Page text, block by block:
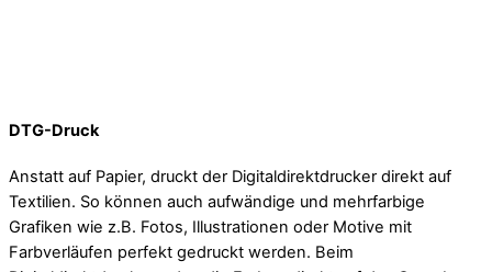
DTG-Druck
Anstatt auf Papier, druckt der Digitaldirektdrucker direkt auf
Textilien. So können auch aufwändige und mehrfarbige
Grafiken wie z.B. Fotos, Illustrationen oder Motive mit
Farbverläufen perfekt gedruckt werden. Beim